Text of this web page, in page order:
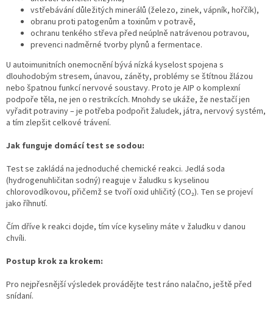
vstřebávání důležitých minerálů (železo, zinek, vápník, hořčík),
obranu proti patogenům a toxinům v potravě,
ochranu tenkého střeva před neúplně natrávenou potravou,
prevenci nadměrné tvorby plynů a fermentace.
U autoimunitních onemocnění bývá nízká kyselost spojena s
dlouhodobým stresem, únavou, záněty, problémy se štítnou žlázou
nebo špatnou funkcí nervové soustavy. Proto je AIP o komplexní
podpoře těla, ne jen o restrikcích. Mnohdy se ukáže, že nestačí jen
vyřadit potraviny – je potřeba podpořit žaludek, játra, nervový systém,
a tím zlepšit celkové trávení.
Jak funguje domácí test se sodou:
Test se zakládá na jednoduché chemické reakci. Jedlá soda
(hydrogenuhličitan sodný) reaguje v žaludku s kyselinou
chlorovodíkovou, přičemž se tvoří oxid uhličitý (CO₂). Ten se projeví
jako říhnutí.
Čím dříve k reakci dojde, tím více kyseliny máte v žaludku v danou
chvíli.
Postup krok za krokem:
Pro nejpřesnější výsledek provádějte test ráno nalačno, ještě před
snídaní.